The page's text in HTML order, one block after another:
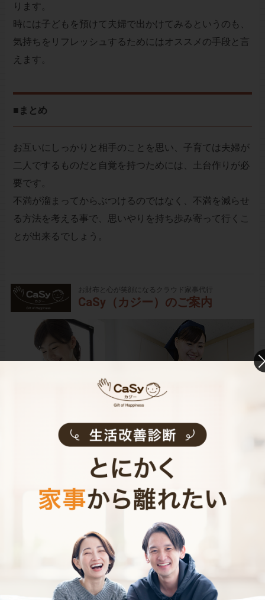
ります。
時には子どもを預けて夫婦で出かけてみるというのも、
気持ちをリフレッシュするためにはオススメの手段と言
えます。
■まとめ
お互いにしっかりと相手のことを思い、子育ては夫婦が
二人でするものだと自覚を持つためには、土台作りが必
要です。
不満が溜まってからぶつけるのではなく、不満を減らせ
る方法を考える事で、思いやりを持ち歩み寄って行くこ
とが出来るでしょう。
お財布と心が笑顔になるクラウド家事代行
CaSy（カジー）のご案内
CaSyは、1時間2,790円(税込)からお使いいただけるカン
タン･便利･あんしんなお掃除代行･お料理代行サービスで
シンプルでお財布に優しい料金体系
スマホだけで24時間365日依頼可能（電話･事前訪問なし）
スタッフ･お客様双方への本人確認で安全
万が一の物損も損害保険があるから安心 （適応の範囲内）